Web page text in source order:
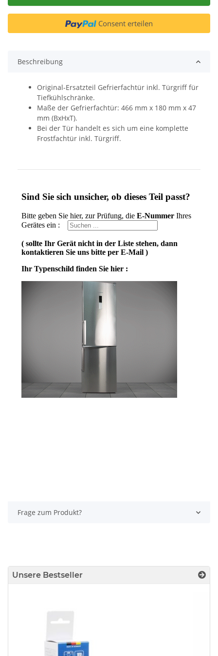
Consent erteilen
Beschreibung
Original-Ersatzteil Gefrierfachtür inkl. Türgriff für
Tiefkühlschränke.
Maße der Gefrierfachtür: 466 mm x 180 mm x 47
mm (BxHxT).
Bei der Tür handelt es sich um eine komplette
Frostfachtür inkl. Türgriff.
Frage zum Produkt?
Unsere Bestseller